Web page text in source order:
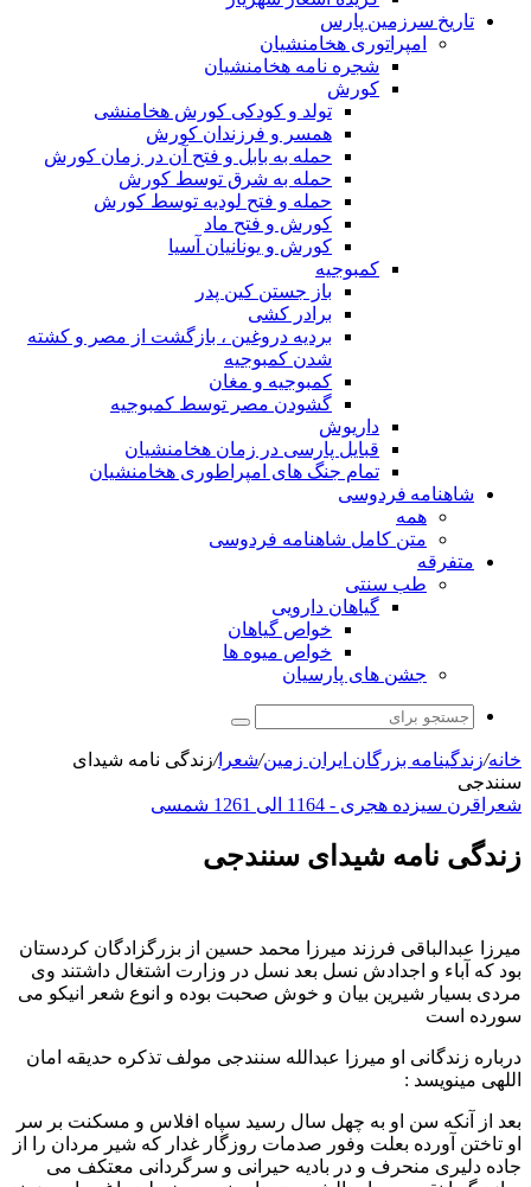
تاریخ سرزمین پارس
امپراتوری هخامنشیان
شجره نامه هخامنشیان
کورش
تولد و کودکی کورش هخامنشی
همسر و فرزندان کورش
حمله به بابل و فتح آن در زمان کورش
حمله به شرق توسط کورش
حمله و فتح لودیه توسط کورش
کورش و فتح ماد
کورش و یونانیان آسیا
کمبوجیه
باز جستن کین پدر
برادر کشی
بردیه دروغین ، بازگشت از مصر و کشته
شدن کمبوجیه
کمبوجیه و مغان
گشودن مصر توسط کمبوجیه
داریوش
قبایل پارسی در زمان هخامنشیان
تمام جنگ های امپراطوری هخامنشیان
شاهنامه فردوسی
همه
متن کامل شاهنامه فردوسی
متفرقه
طب سنتی
گیاهان دارویی
خواص گیاهان
خواص میوه ها
جشن های پارسیان
جستجو
برای
خانه/زندگینامه بزرگان ایران زمین/شعرا/زندگی نامه شیدای
سنندجی
شعرا قرن سیزده هجری - 1164 الی 1261 شمسی
زندگی نامه شیدای سنندجی
میرزا عبدالباقی فرزند میرزا محمد حسین از بزرگزادگان کردستان
بود که آباء و اجدادش نسل بعد نسل در وزارت اشتغال داشتند وی
مردی بسیار شیرین بیان و خوش صحبت بوده و انوع شعر انیکو می
سورده است
درباره زندگانی او میرزا عبدالله سنندجی مولف تذکره حدیقه امان
اللهی مینویسد :
بعد از آنکه سن او به چهل سال رسید سپاه افلاس و مسکنت بر سر
او تاختن آورده بعلت وفور صدمات روزگار غدار که شیر مردان را از
جاده دلیری منحرف و در بادیه حیرانی و سرگردانی معتکف می